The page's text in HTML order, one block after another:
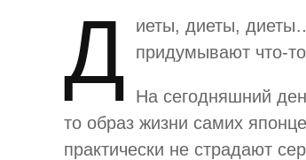
Д
иеты, диеты,
придумывают что-
На сегодняшний
то образ жизни самих
практически не страдают